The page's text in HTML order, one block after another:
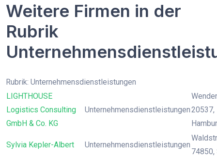
Weitere Firmen in der
Rubrik
Rubrik: Unternehmensdienstleistungen
LIGHTHOUSE
Logistics Consulting
GmbH & Co. KG
Unternehmensdienstleistungen20537,
Sylvia Kepler-Albert Unternehmensdienstleistungen
74850,